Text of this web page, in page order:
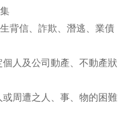
背信、詐欺、潛逃、業債
人及公司動產、不動產狀
周遭之人、事、物的困難